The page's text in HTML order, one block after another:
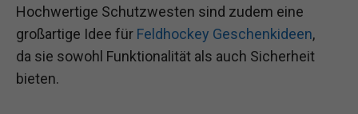
Hochwertige Schutzwesten sind zudem eine
großartige Idee für Feldhockey Geschenkideen,
da sie sowohl Funktionalität als auch Sicherheit
bieten.